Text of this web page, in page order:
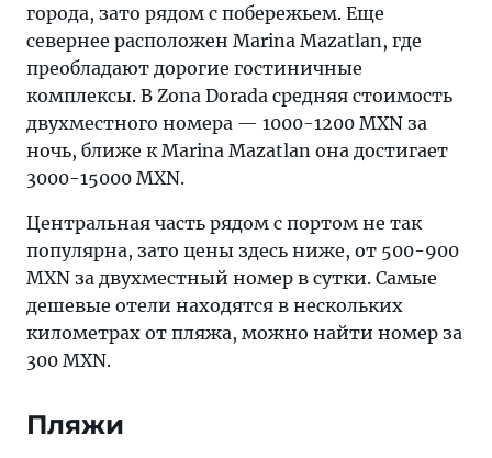
города, зато рядом с побережьем. Еще
севернее расположен Marina Mazatlan, где
преобладают дорогие гостиничные
комплексы. В Zona Dorada средняя стоимость
двухместного номера — 1000-1200 MXN за
ночь, ближе к Marina Mazatlan она достигает
3000-15000 MXN.
Центральная часть рядом с портом не так
популярна, зато цены здесь ниже, от 500-900
MXN за двухместный номер в сутки. Самые
дешевые отели находятся в нескольких
километрах от пляжа, можно найти номер за
300 MXN.
Пляжи